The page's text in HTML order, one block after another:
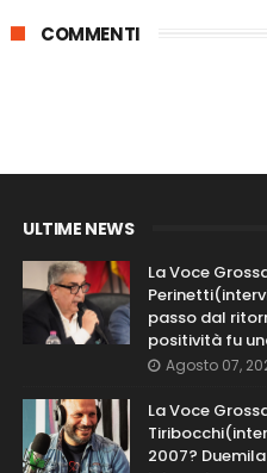
COMMENTI
ULTIME NEWS
La Voce
passo dal
positività fu
Agosto 07,
La Voce
2007?